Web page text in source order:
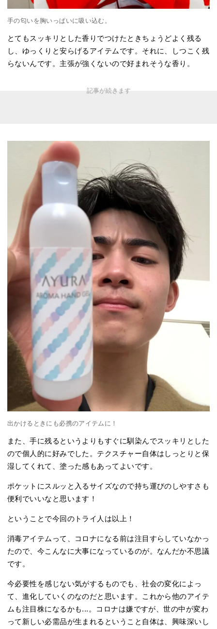
手の匂いを胸いっぱいに吸い込む。
とてもスッキリとした香りでつけたときちょうどよく残る
し、ゆっくりと安らげるアイテムです。それに、しつこく残
らないんです。主張が強くないので好まれそうな香り。
出かけるときにも必携のアイテムに！
また、手に残るというよりもすぐに馴染んでスッキリとした
ので個人的に好みでした。テクスチャー自体はしっとりと保
湿してくれて、塗った感もあってよいです。
ポケットにスルッと入るサイズなので持ち運びのしやすさも
便利でいいなと思います！
ということで今回のトライ人は以上！
消毒アイテムって、コロナになる前は注目すらしていなかっ
たので、今こんなに大事になっているのが。なんだか不思議
です。
今必要性を感じない気がするものでも、社会の変化によっ
て、進化していくのなのだと思います。これから他のアイテ
ムも注目株になるかも...。コロナは嫌ですが、世の中が変わ
って新しい必需品が生まれるということ自体は、興味深いし